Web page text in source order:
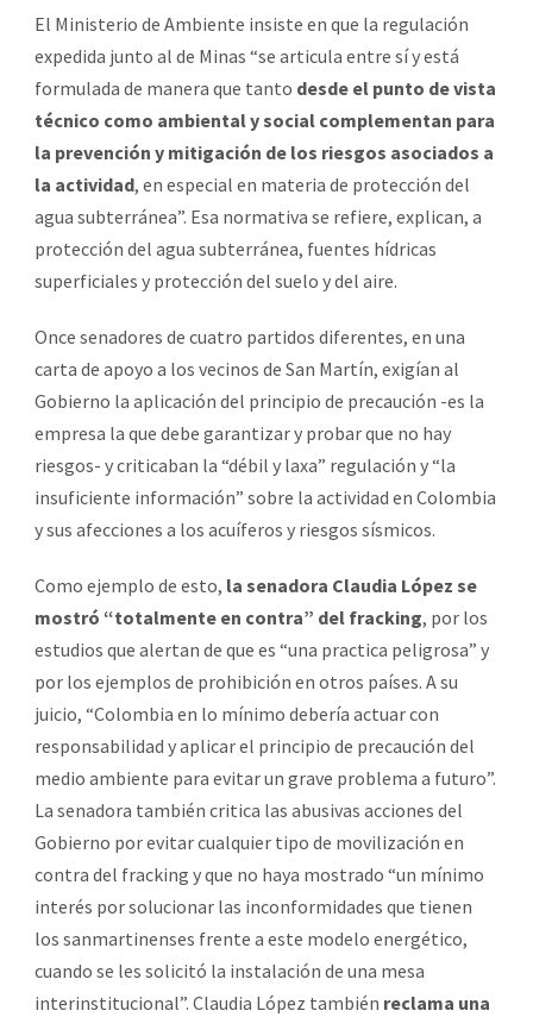
El Ministerio de Ambiente insiste en que la regulación
expedida junto al de Minas “se articula entre sí y está
formulada de manera que tanto desde el punto de vista
técnico como ambiental y social complementan para
la prevención y mitigación de los riesgos asociados a
la actividad, en especial en materia de protección del
agua subterránea”. Esa normativa se refiere, explican, a
protección del agua subterránea, fuentes hídricas
superficiales y protección del suelo y del aire.
Once senadores de cuatro partidos diferentes, en una
carta de apoyo a los vecinos de San Martín, exigían al
Gobierno la aplicación del principio de precaución -es la
empresa la que debe garantizar y probar que no hay
riesgos- y criticaban la “débil y laxa” regulación y “la
insuficiente información” sobre la actividad en Colombia
y sus afecciones a los acuíferos y riesgos sísmicos.
Como ejemplo de esto, la senadora Claudia López se
mostró “totalmente en contra” del fracking, por los
estudios que alertan de que es “una practica peligrosa” y
por los ejemplos de prohibición en otros países. A su
juicio, “Colombia en lo mínimo debería actuar con
responsabilidad y aplicar el principio de precaución del
medio ambiente para evitar un grave problema a futuro”.
La senadora también critica las abusivas acciones del
Gobierno por evitar cualquier tipo de movilización en
contra del fracking y que no haya mostrado “un mínimo
interés por solucionar las inconformidades que tienen
los sanmartinenses frente a este modelo energético,
cuando se les solicitó la instalación de una mesa
interinstitucional”. Claudia López también reclama una